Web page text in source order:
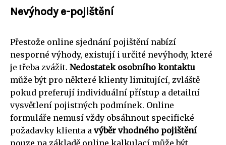
Nevýhody e-pojištění
Přestože online sjednání pojištění nabízí
nesporné výhody, existují i určité nevýhody, které
je třeba zvážit. Nedostatek osobního kontaktu
může být pro některé klienty limitující, zvláště
pokud preferují individuální přístup a detailní
vysvětlení pojistných podmínek. Online
formuláře nemusí vždy obsáhnout specifické
požadavky klienta a výběr vhodného pojištění